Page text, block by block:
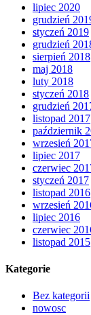
lipiec 2020
grudzień
styczeń 2019
grudzień
sierpień 2018
maj 2018
luty 2018
styczeń 2018
grudzień
listopad 2017
październik
wrzesień
lipiec 2017
czerwiec
styczeń 2017
listopad 2016
wrzesień
lipiec 2016
czerwiec
listopad 2015
Kategorie
Bez kategorii
nowosc